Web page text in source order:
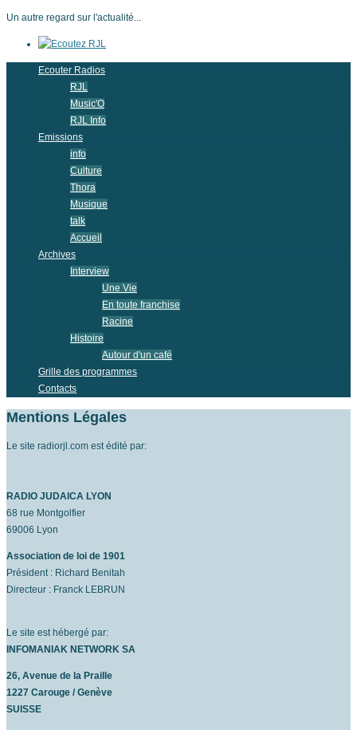
Un autre regard sur l'actualité...
Ecouter Radios
RJL
Music'O
RJL Info
Emissions
info
Culture
Thora
Musique
talk
Accueil
Archives
Interview
Une Vie
En toute franchise
Racine
Histoire
Autour d'un café
Grille des programmes
Contacts
Mentions Légales
Le site radiorjl.com est édité par:
RADIO JUDAICA LYON
68 rue Montgolfier
69006 Lyon
Association de loi de 1901
Président : Richard Benitah
Directeur : Franck LEBRUN
Le site est hébergé par:
INFOMANIAK NETWORK SA
26, Avenue de la Praille
1227 Carouge / Genève
SUISSE